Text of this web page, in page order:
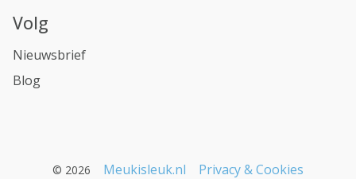
Volg
Nieuwsbrief
Blog
© 2026 Meukisleuk.nl
Privacy & Cookies